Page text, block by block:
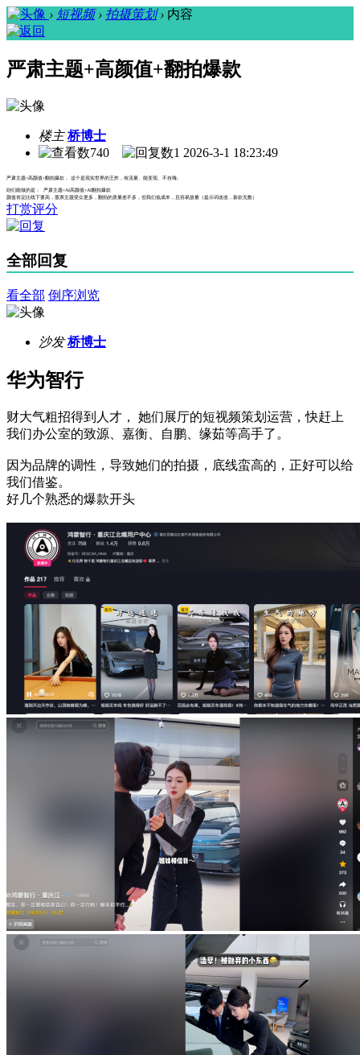
› 短视频 › 拍摄策划 › 内容
严肃主题+高颜值+翻拍爆款
楼主 桥博士
740
1 2026-3-1 18:23:49
严肃主题+高颜值+翻拍爆款， 这个是现实世界的王炸，有流量、能变现、不自嗨。
咱们能做的是： 严肃主题+AI高颜值+AI翻拍爆款
颜值肯定比线下要高，股票主题受众更多，翻拍的质量差不多，但我们低成本，且容易放量（提示词改改，新款无数）
打赏评分
全部回复
看全部 倒序浏览
沙发 桥博士
华为智行
财大气粗招得到人才， 她们展厅的短视频策划运营，快赶上
我们办公室的致源、嘉衡、自鹏、缘茹等高手了。
因为品牌的调性，导致她们的拍摄，底线蛮高的，正好可以给
我们借鉴。
好几个熟悉的爆款开头